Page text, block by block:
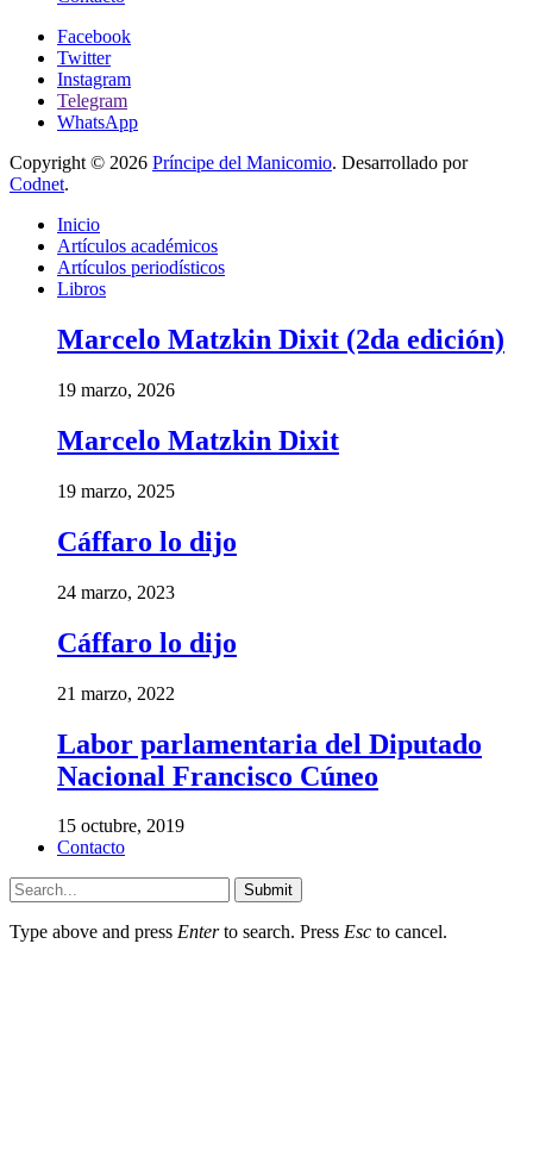
Facebook
Twitter
Instagram
Telegram
WhatsApp
Copyright © 2026 Príncipe del Manicomio. Desarrollado por
Codnet.
Inicio
Artículos académicos
Artículos periodísticos
Libros
Marcelo Matzkin Dixit (2da edición)
19 marzo, 2026
Marcelo Matzkin Dixit
19 marzo, 2025
Cáffaro lo dijo
24 marzo, 2023
Cáffaro lo dijo
21 marzo, 2022
Labor parlamentaria del Diputado
Nacional Francisco Cúneo
15 octubre, 2019
Contacto
Submit
Type above and press Enterto search. Press Esc to cancel.